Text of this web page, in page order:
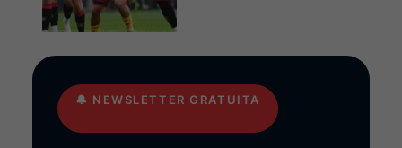
🔔 NEWSLETTER GRATUITA